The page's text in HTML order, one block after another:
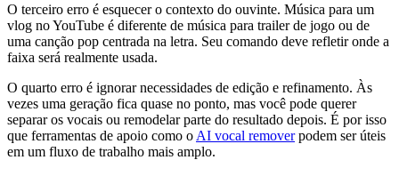
O terceiro erro é esquecer o contexto do ouvinte. Música para um
vlog no YouTube é diferente de música para trailer de jogo ou de
uma canção pop centrada na letra. Seu comando deve refletir onde a
faixa será realmente usada.
O quarto erro é ignorar necessidades de edição e refinamento. Às
vezes uma geração fica quase no ponto, mas você pode querer
separar os vocais ou remodelar parte do resultado depois. É por isso
que ferramentas de apoio como o AI vocal removerpodem ser úteis
em um fluxo de trabalho mais amplo.